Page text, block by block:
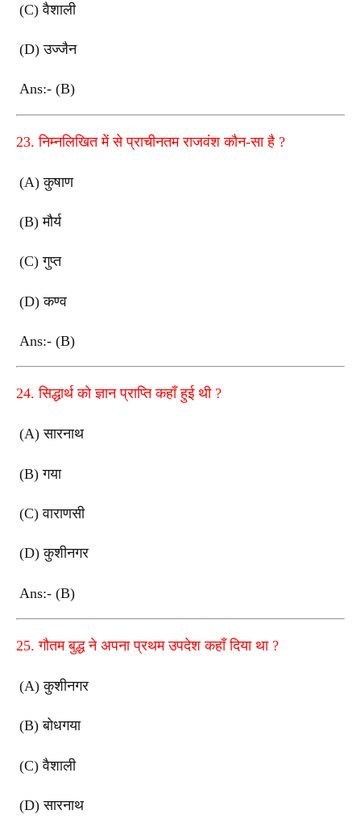
(C)वैशाली
(D)उज्जैन
Ans:- (B)
23.निम्नलिखित में से प्राचीनतम राजवंश कौन-सा है ?
(A)कुषाण
(B)मौर्य
(C)गुप्त
(D)कण्व
Ans:- (B)
24.सिद्धार्थ को ज्ञान प्राप्ति कहाँ हुई थी ?
(A)सारनाथ
(B)गया
(C)वाराणसी
(D)कुशीनगर
Ans:- (B)
25.गौतम बुद्ध ने अपना प्रथम उपदेश कहाँ दिया था ?
(A)कुशीनगर
(B)बोधगया
(C)वैशाली
(D)सारनाथ